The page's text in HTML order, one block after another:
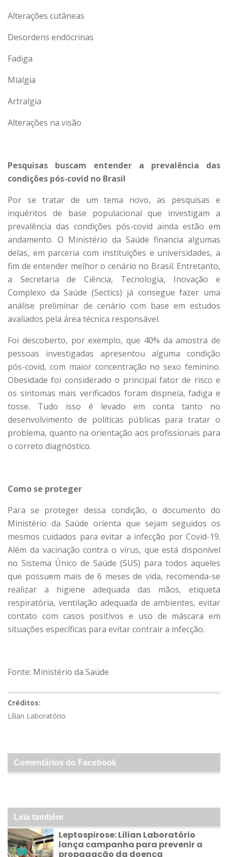
Alterações cutâneas
Desordens endócrinas
Fadiga
Mialgia
Artralgia
Alterações na visão
Pesquisas buscam entender a prevalência das
condições pós-covid no Brasil
Por se tratar de um tema novo, as pesquisas e
inquéritos de base populacional que investigam a
prevalência das condições pós-covid ainda estão em
andamento. O Ministério da Saúde financia algumas
delas, em parceria com instituições e universidades, a
fim de entender melhor o cenário no Brasil. Entretanto,
a Secretaria de Ciência, Tecnologia, Inovação e
Complexo da Saúde (Sectics) já consegue fazer uma
análise preliminar de cenário com base em estudos
avaliados pela área técnica responsável.
Foi descoberto, por exemplo, que 40% da amostra de
pessoas investigadas apresentou alguma condição
pós-covid, com maior concentração no sexo feminino.
Obesidade foi considerado o principal fator de risco e
os sintomas mais verificados foram dispneia, fadiga e
tosse. Tudo isso é levado em conta tanto no
desenvolvimento de políticas públicas para tratar o
problema, quanto na orientação aos profissionais para
o correto diagnóstico.
Como se proteger
Para se proteger dessa condição, o documento do
Ministério da Saúde orienta que sejam seguidos os
mesmos cuidados para evitar a infecção por Covid-19.
Além da vacinação contra o vírus, que está disponível
no Sistema Único de Saúde (SUS) para todos aqueles
que possuem mais de 6 meses de vida, recomenda-se
realizar a higiene adequada das mãos, etiqueta
respiratória, ventilação adequada de ambientes, evitar
contato com casos positivos e uso de máscara em
situações específicas para evitar contrair a infecção.
Fonte: Ministério da Saúde
Créditos:
Lílian Laboratório
Comentários do Facebook
Leia também
Leptospirose: Lilian Laboratório
lança campanha para prevenir a
propagação da doença